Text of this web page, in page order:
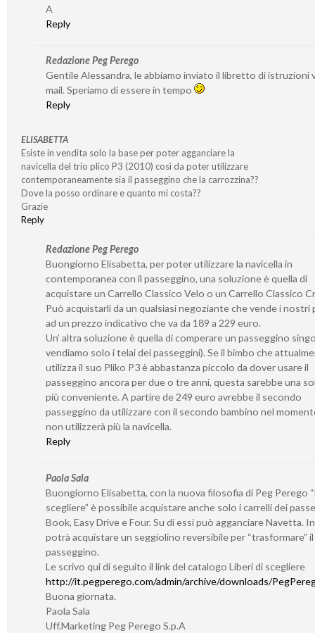
A
Reply
Redazione Peg Perego
Gentile Alessandra, le abbiamo inviato il libretto di istruzioni
mail. Speriamo di essere in tempo
Reply
ELISABETTA
Esiste in vendita solo la base per poter agganciare la
navicella del trio plico P3 (2010) così da poter utilizzare
contemporaneamente sia il passeggino che la carrozzina??
Dove la posso ordinare e quanto mi costa??
Grazie
Reply
Redazione Peg Perego
Buongiorno Elisabetta, per poter utilizzare la navicella in
contemporanea con il passeggino, una soluzione è quella di
acquistare un Carrello Classico Velo o un Carrello Classico
Può acquistarli da un qualsiasi negoziante che vende i
ad un prezzo indicativo che va da 189 a 229 euro.
Un’ altra soluzione è quella di comperare un passeggino
vendiamo solo i telai dei passeggini). Se il bimbo che
utilizza il suo Pliko P3 è abbastanza piccolo da dover usare il
passeggino ancora per due o tre anni, questa sarebbe una
più conveniente. A partire de 249 euro avrebbe il secondo
passeggino da utilizzare con il secondo bambino nel
non utilizzerà più la navicella.
Reply
Paola Sala
Buongiorno Elisabetta, con la nuova filosofia di Peg Perego
scegliere” è possibile acquistare anche solo i carrelli dei
Book, Easy Drive e Four. Su di essi può agganciare Navetta.
potrà acquistare un seggiolino reversibile per “trasformare”
passeggino.
Le scrivo qui di seguito il link del catalogo Liberi di scegliere
http://it.pegperego.com/admin/archive/downloads/
Buona giornata.
Paola Sala
Uff.Marketing Peg Perego S.p.A